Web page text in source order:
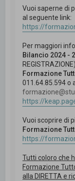
Vuoi saperne di
al seguente link:
https://
Per maggiori
Bilancio 2024 -
Formazione
011.64.85.594 o
https://
Vuoi scoprire di
Formazione
https://
Tutti coloro che
Formazione
alla DIRETTA e